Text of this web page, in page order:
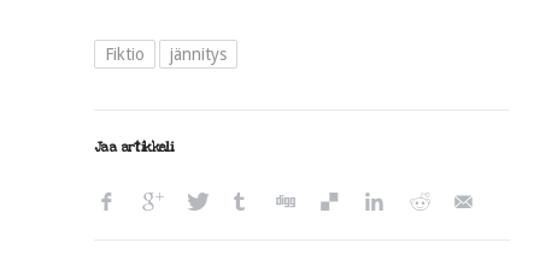
Fiktio jännitys
Jaa artikkeli